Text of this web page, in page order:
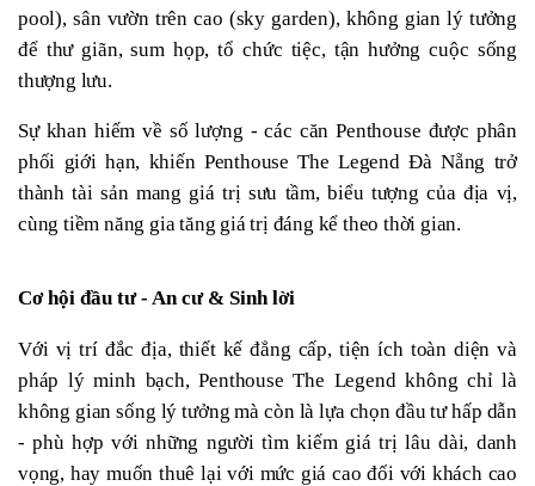
pool), sân vườn trên cao (sky garden), không gian lý tưởng
để thư giãn, sum họp, tổ chức tiệc, tận hưởng cuộc sống
thượng lưu.
Sự khan hiếm về số lượng - các căn Penthouse được phân
phối giới hạn, khiến Penthouse The Legend Đà Nẵng trở
thành tài sản mang giá trị sưu tầm, biểu tượng của địa vị,
cùng tiềm năng gia tăng giá trị đáng kể theo thời gian.
Cơ hội đầu tư - An cư & Sinh lời
Với vị trí đắc địa, thiết kế đẳng cấp, tiện ích toàn diện và
pháp lý minh bạch, Penthouse The Legend không chỉ là
không gian sống lý tưởng mà còn là lựa chọn đầu tư hấp dẫn
- phù hợp với những người tìm kiếm giá trị lâu dài, danh
vọng, hay muốn thuê lại với mức giá cao đối với khách cao